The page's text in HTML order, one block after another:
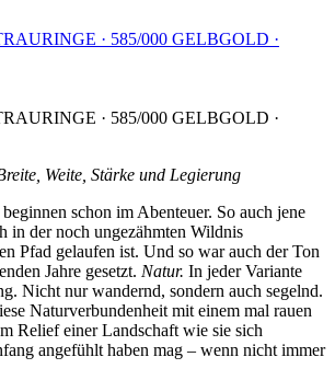
· 585/000 GELBGOLD ·
· 585/000 GELBGOLD ·
Weite, Stärke und Legierung
schon im Abenteuer. So auch jene
in der noch ungezähmten Wildnis
Pfad gelaufen ist. Und so war auch der Ton
Jahre gesetzt. Natur. In jeder Variante
Nicht nur wandernd, sondern auch segelnd.
Naturverbundenheit mit einem mal rauen
Relief einer Landschaft wie sie sich
angefühlt haben mag – wenn nicht immer